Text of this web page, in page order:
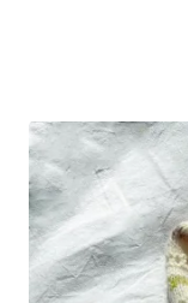
Produkt
weist
mehrere
Varianten
auf.
Die